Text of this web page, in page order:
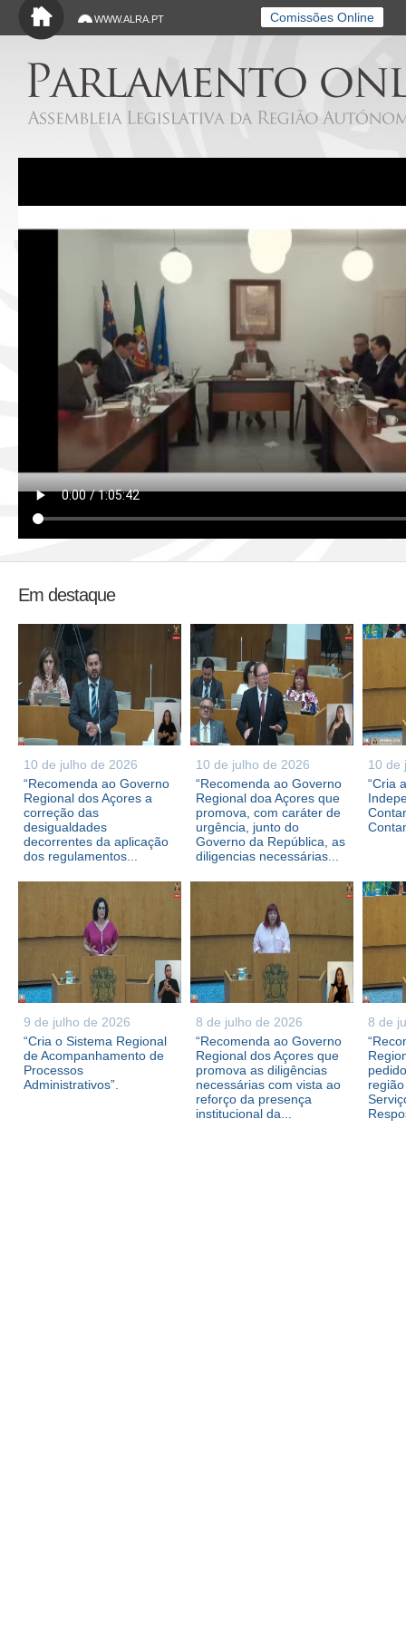
Saltar para o conteúdo principal
WWW.ALRA.PT Comissões Online
Em destaque
10 de julho de 2026
“Recomenda ao Governo
Regional dos Açores a
correção das
desigualdades
decorrentes da aplicação
dos regulamentos...
10 de julho de 2026
“Recomenda ao Governo
Regional doa Açores que
promova, com caráter de
urgência, junto do
Governo da República, as
diligencias necessárias...
10 de
“Cria
9 de julho de 2026
“Cria o Sistema Regional
de Acompanhamento de
Processos
Administrativos”.
8 de julho de 2026
“Recomenda ao Governo
Regional dos Açores que
promova as diligências
necessárias com vista ao
reforço da presença
institucional da...
8 de